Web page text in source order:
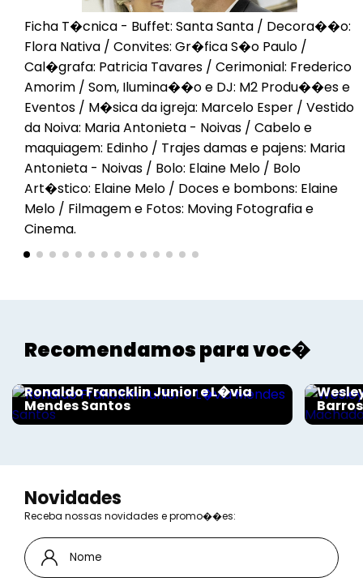
Ficha T�cnica - Buffet: Santa Santa / Decora��o:
Flora Nativa / Convites: Gr�fica S�o Paulo /
Cal�grafa: Patricia Tavares / Cerimonial: Frederico
Amorim / Som, Ilumina��o e DJ: M2 Produ��es e
Eventos / M�sica da igreja: Marcelo Esper / Vestido
da Noiva: Maria Antonieta - Noivas / Cabelo e
maquiagem: Edinho / Trajes damas e pajens: Maria
Antonieta - Noivas / Bolo: Elaine Melo / Bolo
Art�stico: Elaine Melo / Doces e bombons: Elaine
Melo / Filmagem e Fotos: Moving Fotografia e
Cinema.
Recomendamos para voc�
Ronaldo Francklin Junior e L�via
Mendes Santos
Novidades
Receba nossas novidades e promo��es: